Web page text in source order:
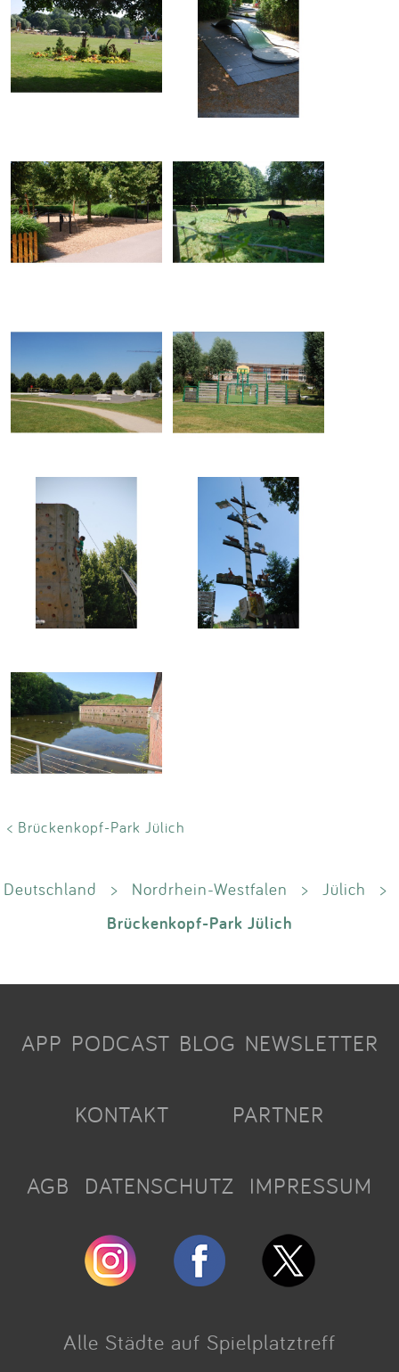
< Brückenkopf-Park Jülich
Deutschland > Nordrhein-Westfalen > Jülich >
Brückenkopf-Park Jülich
APP PODCAST BLOG NEWSLETTER
KONTAKT PARTNER
AGB DATENSCHUTZ IMPRESSUM
Alle Städte auf Spielplatztreff